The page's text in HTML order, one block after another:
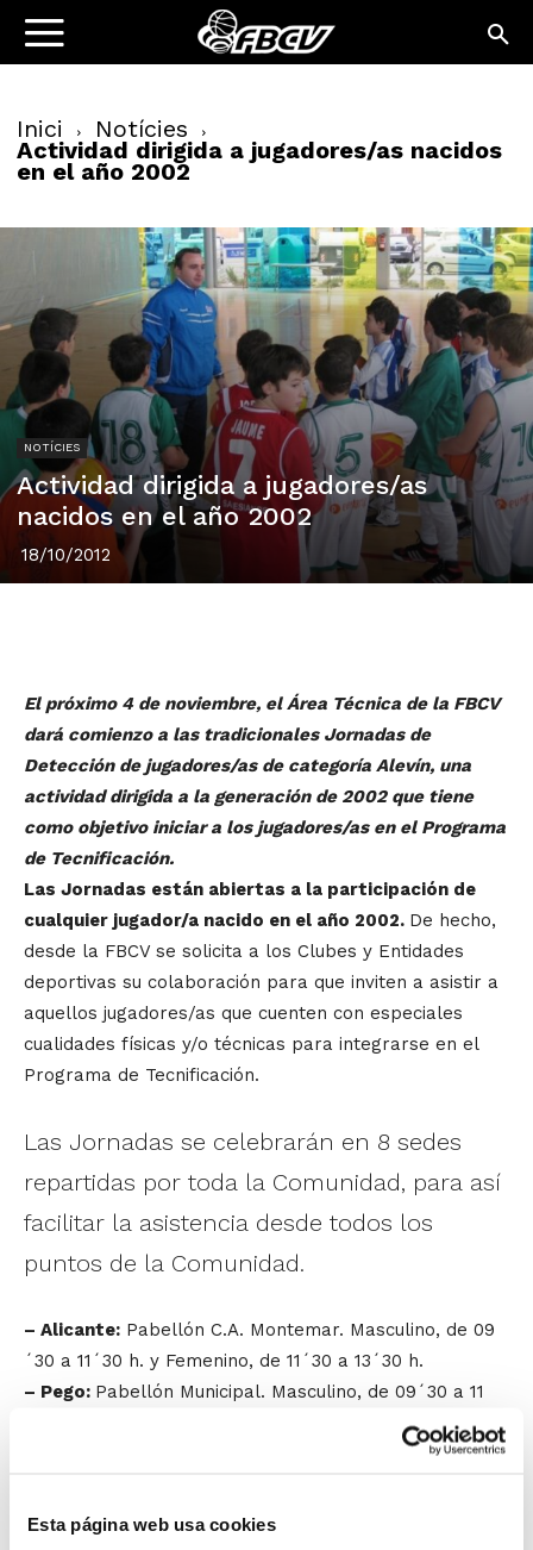
Esta página web usa cookies
Inici Notícies
Actividad dirigida a jugadores/as nacidos
en el año 2002
NOTÍCIES
Actividad dirigida a jugadores/as
nacidos en el año 2002
18/10/2012
El próximo 4 de noviembre, el Área Técnica de la FBCV
dará comienzo a las tradicionales Jornadas de
Detección de jugadores/as de categoría Alevín, una
actividad dirigida a la generación de 2002 que tiene
como objetivo iniciar a los jugadores/as en el Programa
de Tecnificación.
Las Jornadas están abiertas a la participación de
cualquier jugador/a nacido en el año 2002. De hecho,
desde la FBCV se solicita a los Clubes y Entidades
deportivas su colaboración para que inviten a asistir a
aquellos jugadores/as que cuenten con especiales
cualidades físicas y/o técnicas para integrarse en el
Programa de Tecnificación.
Las Jornadas se celebrarán en 8 sedes
repartidas por toda la Comunidad, para así
facilitar la asistencia desde todos los
puntos de la Comunidad.
– Alicante: Pabellón C.A. Montemar. Masculino, de 09
´30 a 11´30 h. y Femenino, de 11´30 a 13´30 h.
– Pego: Pabellón Municipal. Masculino, de 09´30 a 11
Pabellón Francisco Laporta. Masculino, de 09
– Genovés:
Pabellón Municipal. Masculino, de 09´30 a